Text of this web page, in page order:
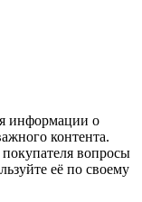
информации о
контента.
вопросы
её по своему